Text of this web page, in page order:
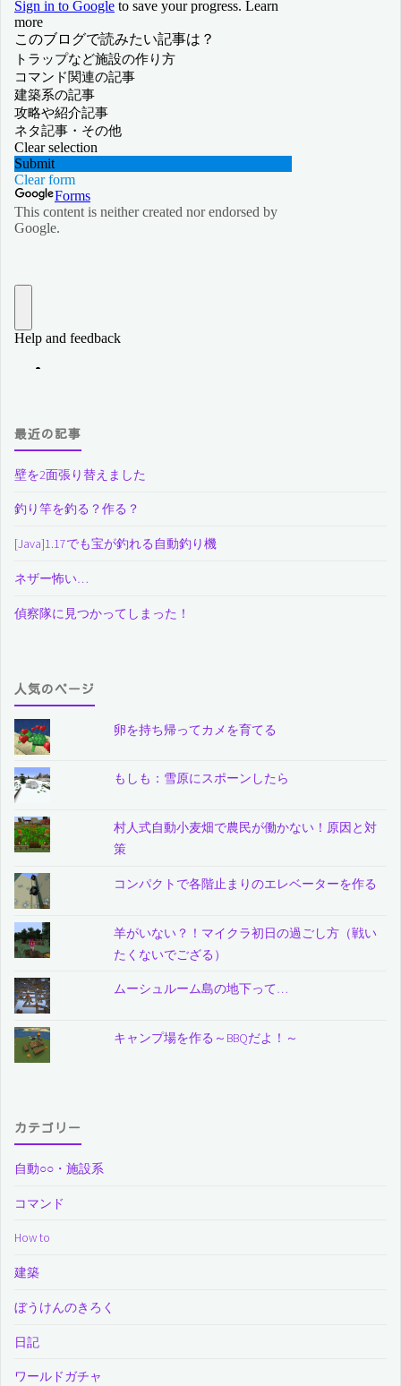
最近の記事
壁を2面張り替えました
釣り竿を釣る？作る？
[Java]1.17でも宝が釣れる自動釣り機
ネザー怖い…
偵察隊に見つかってしまった！
人気のページ
卵を持ち帰ってカメを育てる
もしも：雪原にスポーンしたら
村人式自動小麦畑で農民が働かない！原因と対
策
コンパクトで各階止まりのエレベーターを作る
羊がいない？！マイクラ初日の過ごし方（戦い
たくないでござる）
ムーシュルーム島の地下って…
キャンプ場を作る～BBQだよ！～
カテゴリー
自動○○・施設系
コマンド
How to
建築
ぼうけんのきろく
日記
ワールドガチャ